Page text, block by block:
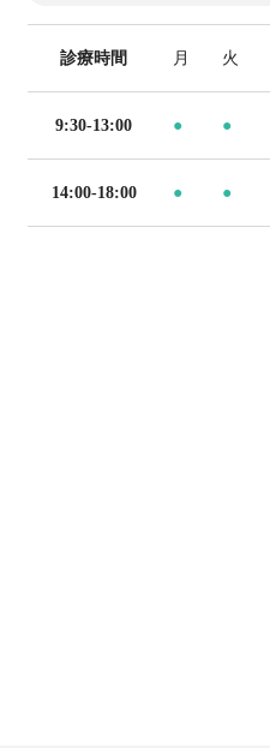
診療時間 月 火
9:30-13:00 ● ●
14:00-18:00 ● ●